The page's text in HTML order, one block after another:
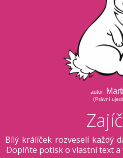
autor:
(Právní
Bílý králíček rozveselí každý
Doplňte potisk o vlastní text